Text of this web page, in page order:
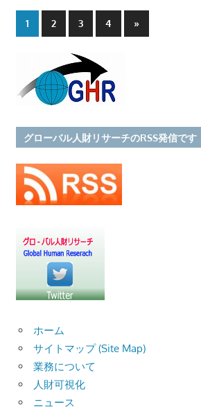
投
の
ー
ジ
送
1 2 3 4
Next
Posts
»
グローバル人財リサーチのRSS発信です
ホーム
サイトマップ (Site Map)
業務について
人財可視化
ニュース